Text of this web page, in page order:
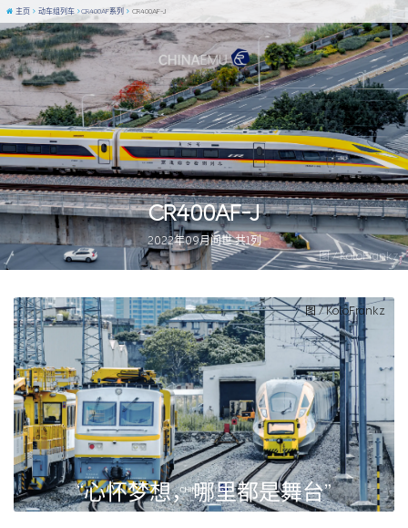
图 / KoloFrankz
CR400AF-J
2022年09月问世 共1列
主页 动车组列车 CR400AF系列 CR400AF-J
“心怀梦想，哪里都是舞台”
图 / KoloFrankz